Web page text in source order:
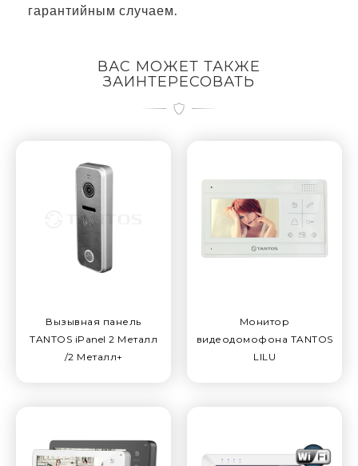
гарантийным случаем.
ВАС МОЖЕТ ТАКЖЕ
ЗАИНТЕРЕСОВАТЬ
Вызывная панель
TANTOS iPanel 2 Металл
/2 Металл+
Монитор
видеодомофона TANTOS
LILU